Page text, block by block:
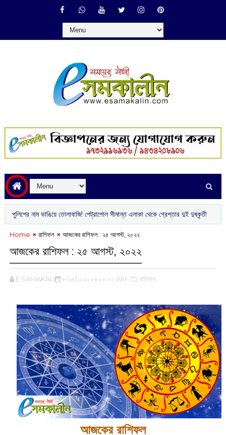
নাম ভাঙিয়ে তোলাবাজি! পেট্রাপোল সীমান্ত এলাকা থেকে গ্রেপ্তার দুই দুষ্কৃতী
Home রাশিফল আজকের রাশিফল : ২৫ আগস্ট, ২০২২
আজকের রাশিফল : ২৫ আগস্ট, ২০২২
E SAMAKALIN ৮/২৫/২০২২ ০৬:০০:০০ AM ,রাশিফল
আজকের রাশিফল